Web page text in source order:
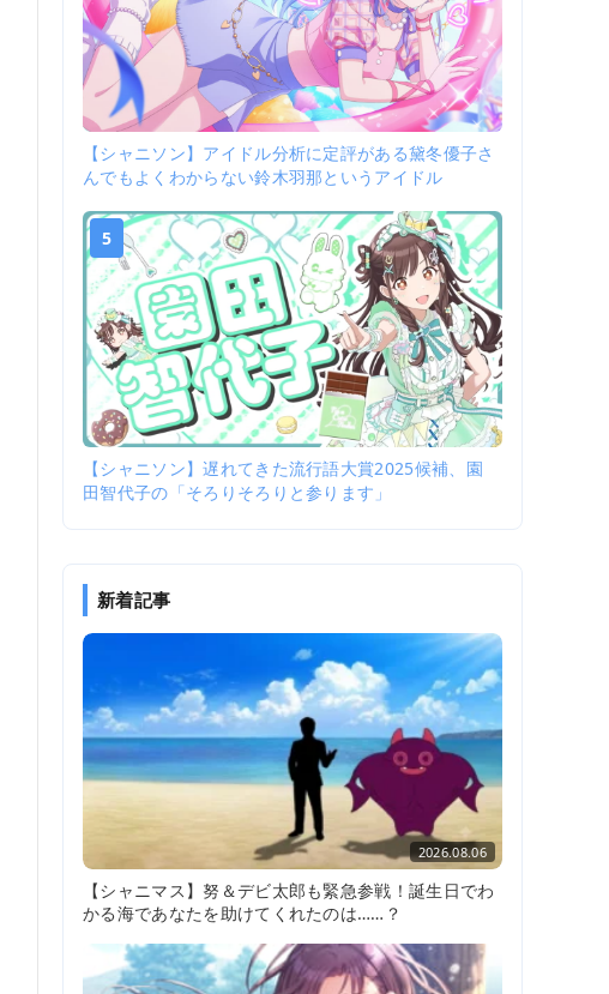
【シャニソン】アイドル分析に定評がある黛冬優子さ
んでもよくわからない鈴木羽那というアイドル
5
【シャニソン】遅れてきた流行語大賞2025候補、園
田智代子の「そろりそろりと参ります」
新着記事
2026.08.06
【シャニマス】努＆デビ太郎も緊急参戦！誕生日でわ
かる海であなたを助けてくれたのは……？